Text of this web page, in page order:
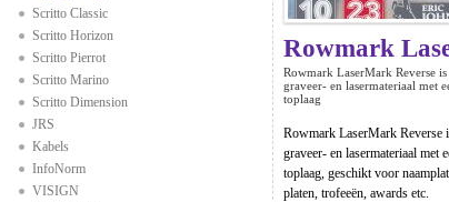
Scritto Classic
Scritto Horizon
Scritto Pierrot
Scritto Marino
Scritto Dimension
JRS
Kabels
InfoNorm
VISIGN
Rowmark LaserMark Reverse
graveer- en lasermateriaal met
toplaag
Rowmark LaserMark Reverse
graveer- en lasermateriaal met
toplaag, geschikt voor
platen, trofeeën, awards etc.